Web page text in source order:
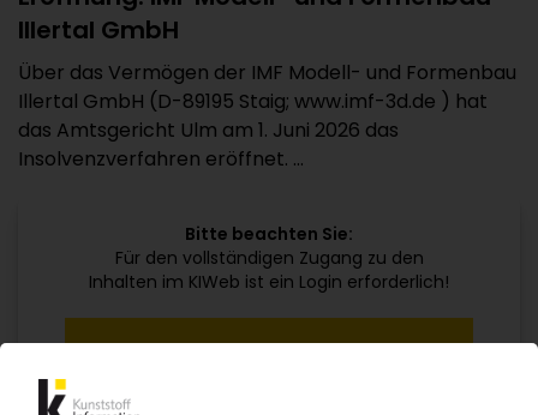
Illertal GmbH
Über das Vermögen der IMF Modell- und Formenbau
Illertal GmbH (D-89195 Staig; www.imf-3d.de ) hat
das Amtsgericht Ulm am 1. Juni 2026 das
Insolvenzverfahren eröffnet. ...
Bitte beachten Sie:
Für den vollständigen Zugang zu den
Inhalten im KIWeb ist ein Login erforderlich!